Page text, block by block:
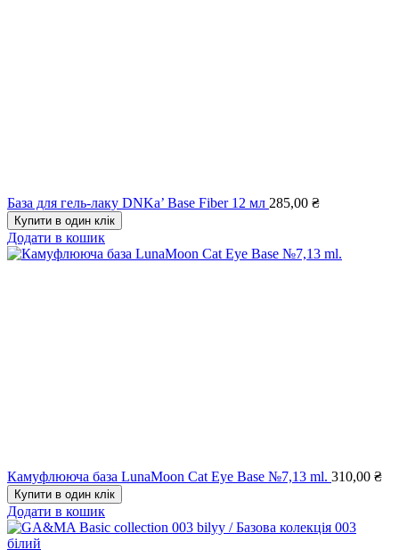
База для гель-лаку DNKa’ Base Fiber 12 мл 285,00 ₴
Купити в один клік
Додати в кошик
Камуфлююча база LunaMoon Cat Eye Base №7,13 ml. 310,00 ₴
Купити в один клік
Додати в кошик